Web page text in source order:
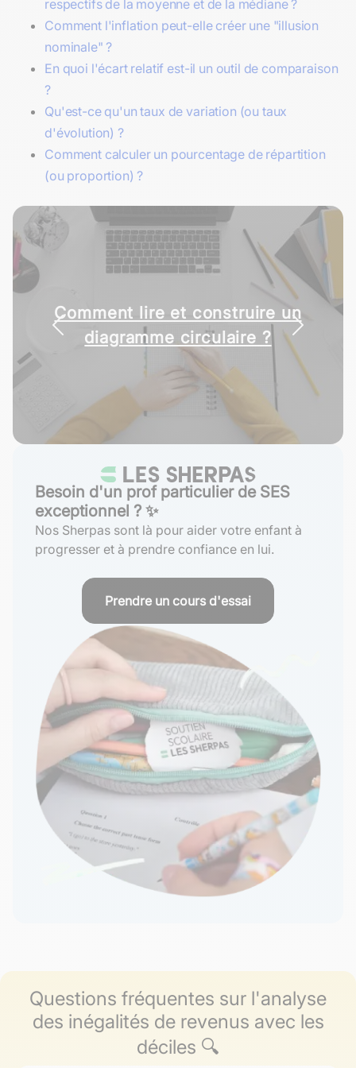
respectifs de la moyenne et de la médiane ?
Comment l'inflation peut-elle créer une "illusion
nominale" ?
En quoi l'écart relatif est-il un outil de comparaison
?
Qu'est-ce qu'un taux de variation (ou taux
d'évolution) ?
Comment calculer un pourcentage de répartition
(ou proportion) ?
Comment lire et construire un
diagramme circulaire ?
déroulement et
conséquences mondiales
Besoin d'un prof particulier de SES
exceptionnel ? ✨
Nos Sherpas sont là pour aider votre enfant à
progresser et à prendre confiance en lui.
Prendre un cours d'essai
Questions fréquentes sur l'analyse
des inégalités de revenus avec les
déciles 🔍